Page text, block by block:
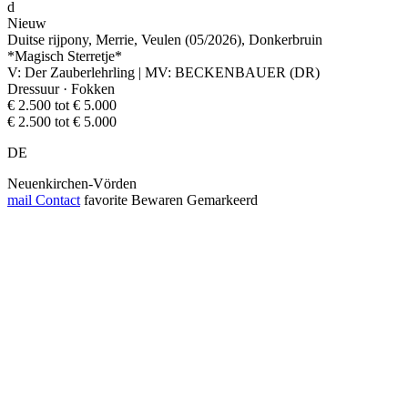
d
Nieuw
Duitse rijpony, Merrie, Veulen (05/2026), Donkerbruin
*Magisch Sterretje*
V: Der Zauberlehrling | MV: BECKENBAUER (DR)
Dressuur · Fokken
€ 2.500 tot € 5.000
€ 2.500 tot € 5.000
DE
Neuenkirchen-Vörden
mail Contact favorite Bewaren Gemarkeerd